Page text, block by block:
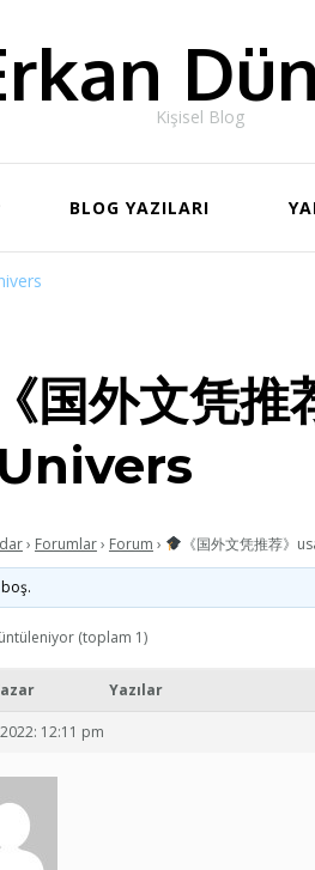
Kişisel Blog
BLOG YAZILARI
《国外文凭
› Forumlar› Forum › 《国外文凭推荐》
(toplam 1)
Yazılar
12:11 pm